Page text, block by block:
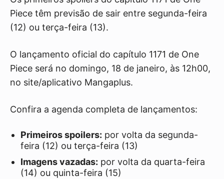
Piece têm previsão de sair entre segunda-feira
(12) ou terça-feira (13).
O lançamento oficial do capítulo 1171 de One
Piece será no domingo, 18 de janeiro, às 12h00,
no site/aplicativo Mangaplus.
Confira a agenda completa de lançamentos:
Primeiros spoilers: por volta da segunda-
feira (12) ou terça-feira (13)
Imagens vazadas: por volta da quarta-feira
(14) ou quinta-feira (15)